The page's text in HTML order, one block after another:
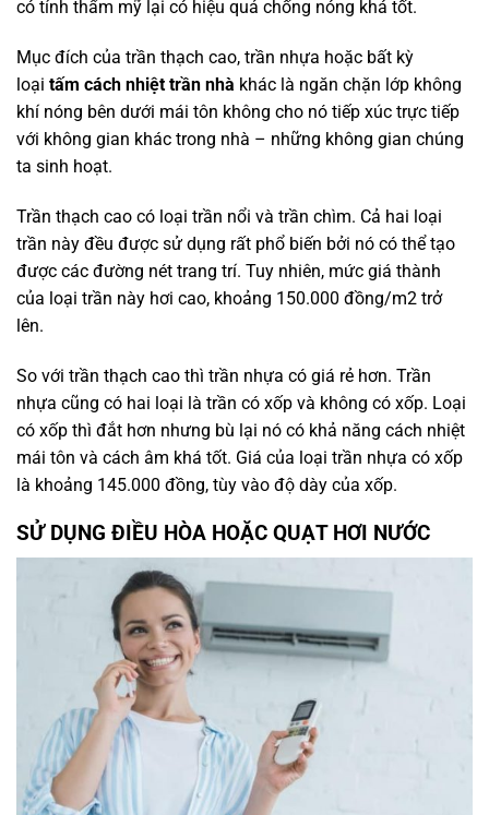
có tính thẩm mỹ lại có hiệu quả chống nóng khá tốt.
Mục đích của trần thạch cao, trần nhựa hoặc bất kỳ
loại tấm cách nhiệt trần nhà khác là ngăn chặn lớp không
khí nóng bên dưới mái tôn không cho nó tiếp xúc trực tiếp
với không gian khác trong nhà – những không gian chúng
ta sinh hoạt.
Trần thạch cao có loại trần nổi và trần chìm. Cả hai loại
trần này đều được sử dụng rất phổ biến bởi nó có thể tạo
được các đường nét trang trí. Tuy nhiên, mức giá thành
của loại trần này hơi cao, khoảng 150.000 đồng/m2 trở
lên.
So với trần thạch cao thì trần nhựa có giá rẻ hơn. Trần
nhựa cũng có hai loại là trần có xốp và không có xốp. Loại
có xốp thì đắt hơn nhưng bù lại nó có khả năng cách nhiệt
mái tôn và cách âm khá tốt. Giá của loại trần nhựa có xốp
là khoảng 145.000 đồng, tùy vào độ dày của xốp.
SỬ DỤNG ĐIỀU HÒA HOẶC QUẠT HƠI NƯỚC